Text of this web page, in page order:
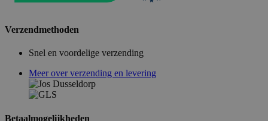
Verzendmethoden
Snel en voordelige verzending
Meer over verzending en levering
Betaalmogelijkheden